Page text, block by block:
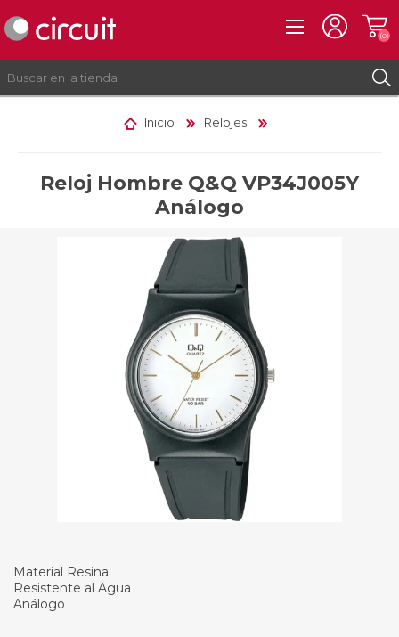
INICIAR SESIÓN
(0)
Inicio Relojes
Reloj Hombre Q&Q VP34J005Y
Análogo
Material Resina
Resistente al Agua
Análogo